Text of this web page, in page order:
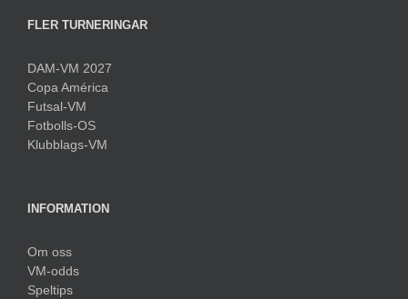
FLER TURNERINGAR
DAM-VM 2027
Copa América
Futsal-VM
Fotbolls-OS
Klubblags-VM
INFORMATION
Om oss
VM-odds
Speltips